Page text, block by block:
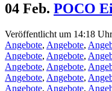
04 Feb. POCO
Veröffentlicht um 14:18 Uhr
Angebote, Angebote,
Angebote, Angebote,
Angebote, Angebote,
Angebote, Angebote,
Angebote, Angebote,